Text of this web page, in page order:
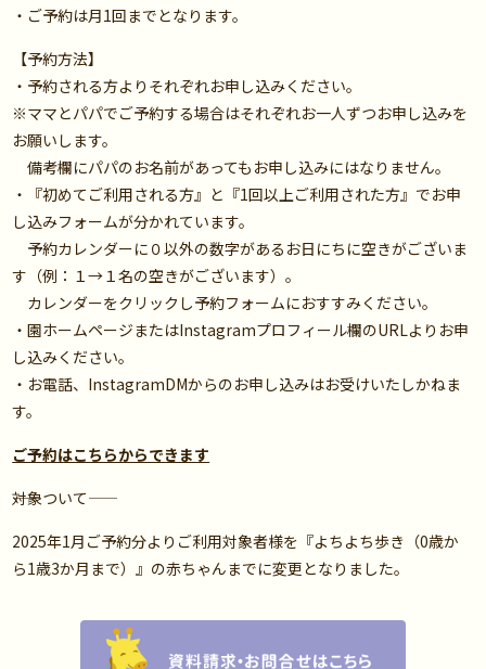
・ご予約は月1回までとなります。
【予約方法】
・予約される方よりそれぞれお申し込みください。
※ママとパパでご予約する場合はそれぞれお一人ずつお申し込みを
お願いします。
備考欄にパパのお名前があってもお申し込みにはなりません。
・『初めてご利用される方』と『1回以上ご利用された方』でお申
し込みフォームが分かれています。
予約カレンダーに０以外の数字があるお日にちに空きがございま
す（例：１→１名の空きがございます）。
カレンダーをクリックし予約フォームにおすすみください。
・園ホームページまたはInstagramプロフィール欄のURLよりお申
し込みください。
・お電話、InstagramDMからのお申し込みはお受けいたしかねま
す。
ご予約はこちらからできます
――対象ついて――
2025年1月ご予約分よりご利用対象者様を『よちよち歩き（0歳か
ら1歳3か月まで）』の赤ちゃんまでに変更となりました。